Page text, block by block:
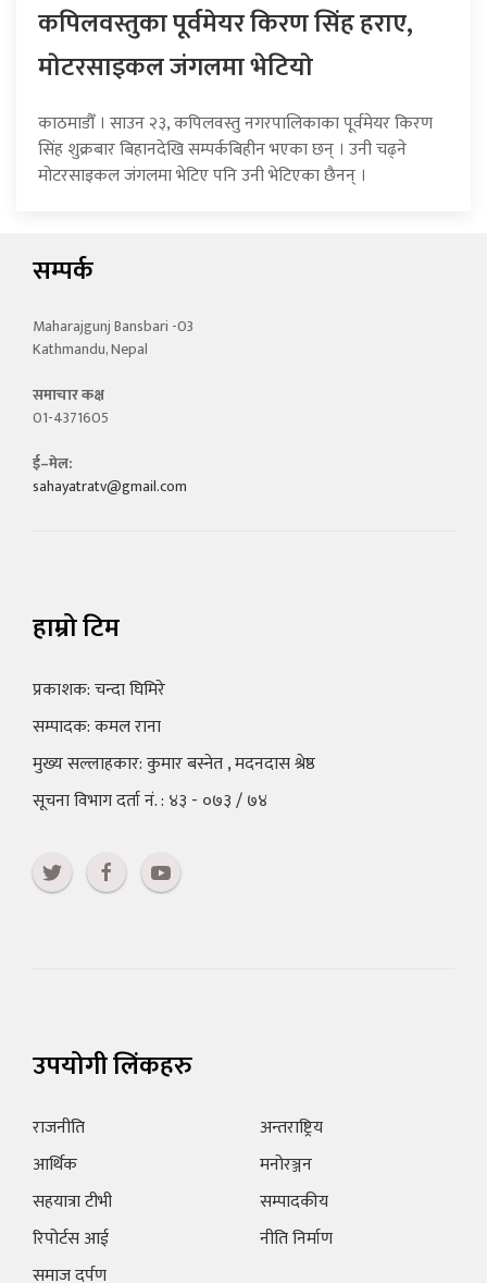
कपिलवस्तुका पूर्वमेयर किरण सिंह हराए,
माेटरसाइकल जंगलमा भेटियाे
काठमाडौँ । साउन २३, कपिलवस्तु नगरपालिकाका पूर्वमेयर किरण
सिंह शुक्रबार बिहानदेखि सम्पर्कबिहीन भएका छन् । उनी चढ्ने
मोटरसाइकल जंगलमा भेटिए पनि उनी भेटिएका छैनन् ।
सम्पर्क
Maharajgunj Bansbari -03
Kathmandu, Nepal
समाचार कक्ष
01-4371605
ई–मेल:
sahayatratv@gmail.com
हाम्रो टिम
प्रकाशक: चन्दा घिमिरे
सम्पादक: कमल राना
मुख्य सल्लाहकार: कुमार बस्नेत , मदनदास श्रेष्ठ
सूचना विभाग दर्ता नं. : ४३ - ०७३ / ७४
उपयोगी लिंकहरु
राजनीति
आर्थिक
सहयात्रा टीभी
रिपोर्टस आई
समाज दर्पण
अन्तराष्ट्रिय
मनोरञ्जन
सम्पादकीय
नीति निर्माण